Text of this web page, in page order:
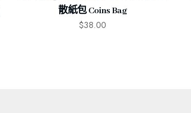
散紙包 Coins Bag
$38.00